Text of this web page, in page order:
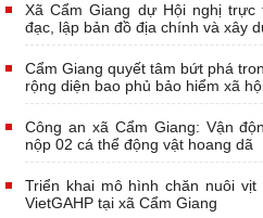
Xã Cẩm Giang dự Hội nghị
đạc, lập bản đồ địa chính và xây
Cẩm Giang quyết tâm bứt phá
rộng diện bao phủ bảo hiểm xã
Công an xã Cẩm Giang: Vận
nộp 02 cá thể động vật hoang dã
Triển khai mô hình chăn nuôi
VietGAHP tại xã Cẩm Giang